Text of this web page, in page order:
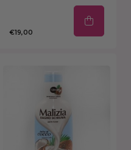
€19,00